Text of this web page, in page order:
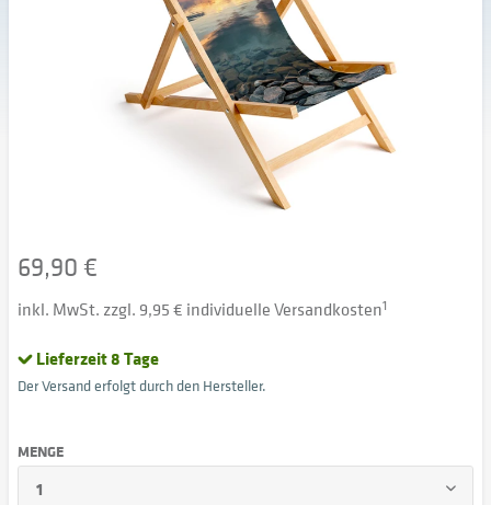
69,90 €
inkl. MwSt. zzgl. 9,95 € individuelle Versandkosten1
Lieferzeit 8 Tage
Der Versand erfolgt durch den Hersteller.
MENGE